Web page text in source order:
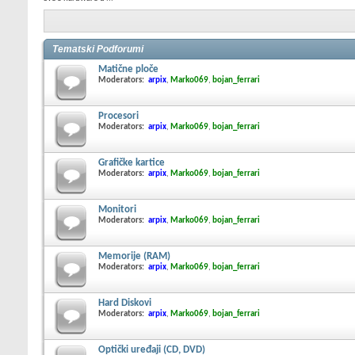
Tematski Podforumi
Matične ploče
Moderators: arpix, Marko069, bojan_ferrari
Procesori
Moderators: arpix, Marko069, bojan_ferrari
Grafičke kartice
Moderators: arpix, Marko069, bojan_ferrari
Monitori
Moderators: arpix, Marko069, bojan_ferrari
Memorije (RAM)
Moderators: arpix, Marko069, bojan_ferrari
Hard Diskovi
Moderators: arpix, Marko069, bojan_ferrari
Optički uređaji (CD, DVD)